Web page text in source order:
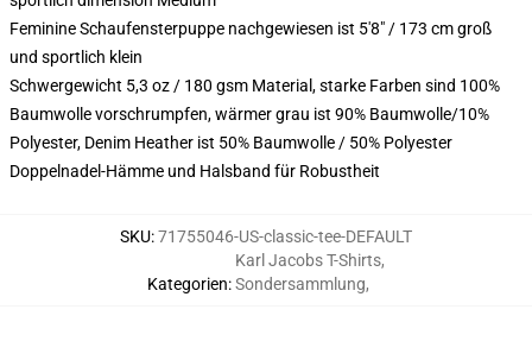
Feminine Schaufensterpuppe nachgewiesen ist 5'8" / 173 cm groß
und sportlich klein
Schwergewicht 5,3 oz / 180 gsm Material, starke Farben sind 100%
Baumwolle vorschrumpfen, wärmer grau ist 90% Baumwolle/10%
Polyester, Denim Heather ist 50% Baumwolle / 50% Polyester
Doppelnadel-Hämme und Halsband für Robustheit
SKU:71755046-US-classic-tee-DEFAULT
Kategorien:
Karl Jacobs T-Shirts,
Sondersammlung,